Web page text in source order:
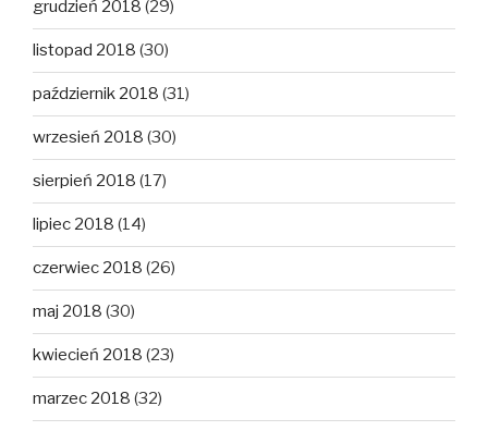
grudzień 2018 (29)
listopad 2018 (30)
październik 2018 (31)
wrzesień 2018 (30)
sierpień 2018 (17)
lipiec 2018 (14)
czerwiec 2018 (26)
maj 2018 (30)
kwiecień 2018 (23)
marzec 2018 (32)